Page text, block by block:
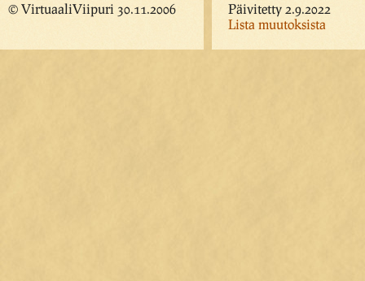
© VirtuaaliViipuri 30.11.2006
Päivitetty 2.9.2022
Lista muutoksista